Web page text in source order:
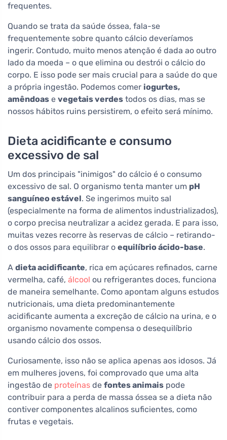
frequentes.
Quando se trata da saúde óssea, fala-se
frequentemente sobre quanto cálcio deveríamos
ingerir. Contudo, muito menos atenção é dada ao outro
lado da moeda – o que elimina ou destrói o cálcio do
corpo. E isso pode ser mais crucial para a saúde do que
a própria ingestão. Podemos comer iogurtes,
amêndoas e vegetais verdes todos os dias, mas se
nossos hábitos ruins persistirem, o efeito será mínimo.
Dieta acidificante e consumo
excessivo de sal
Um dos principais "inimigos" do cálcio é o consumo
excessivo de sal. O organismo tenta manter um pH
sanguíneo estável. Se ingerimos muito sal
(especialmente na forma de alimentos industrializados),
o corpo precisa neutralizar a acidez gerada. E para isso,
muitas vezes recorre às reservas de cálcio – retirando-
o dos ossos para equilibrar o equilíbrio ácido-base.
A dieta acidificante, rica em açúcares refinados, carne
vermelha, café, álcool ou refrigerantes doces, funciona
de maneira semelhante. Como apontam alguns estudos
nutricionais, uma dieta predominantemente
acidificante aumenta a excreção de cálcio na urina, e o
organismo novamente compensa o desequilíbrio
usando cálcio dos ossos.
Curiosamente, isso não se aplica apenas aos idosos. Já
em mulheres jovens, foi comprovado que uma alta
ingestão de proteínas de fontes animais pode
contribuir para a perda de massa óssea se a dieta não
contiver componentes alcalinos suficientes, como
frutas e vegetais.